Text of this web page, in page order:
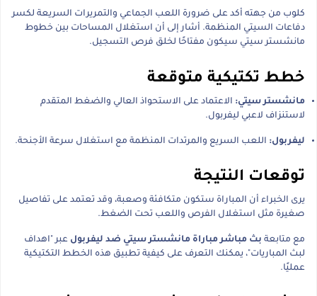
كلوب من جهته أكد على ضرورة اللعب الجماعي والتمريرات السريعة لكسر
دفاعات السيتي المنظمة. أشار إلى أن استغلال المساحات بين خطوط
مانشستر سيتي سيكون مفتاحًا لخلق فرص التسجيل.
خطط تكتيكية متوقعة
مانشستر سيتي: الاعتماد على الاستحواذ العالي والضغط المتقدم
لاستنزاف لاعبي ليفربول.
ليفربول: اللعب السريع والمرتدات المنظمة مع استغلال سرعة الأجنحة.
توقعات النتيجة
يرى الخبراء أن المباراة ستكون متكافئة وصعبة، وقد تعتمد على تفاصيل
صغيرة مثل استغلال الفرص واللعب تحت الضغط.
مع متابعة بث مباشر مباراة مانشستر سيتي ضد ليفربول عبر "اهداف
لبث المباريات"، يمكنك التعرف على كيفية تطبيق هذه الخطط التكتيكية
عمليًا.